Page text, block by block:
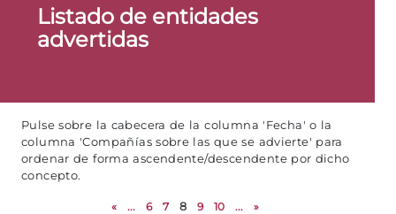
Listado de entidades
advertidas
Pulse sobre la cabecera de la columna 'Fecha' o la
columna 'Compañías sobre las que se advierte' para
ordenar de forma ascendente/descendente por dicho
concepto.
« ... 6 7 8 9 10 ... »